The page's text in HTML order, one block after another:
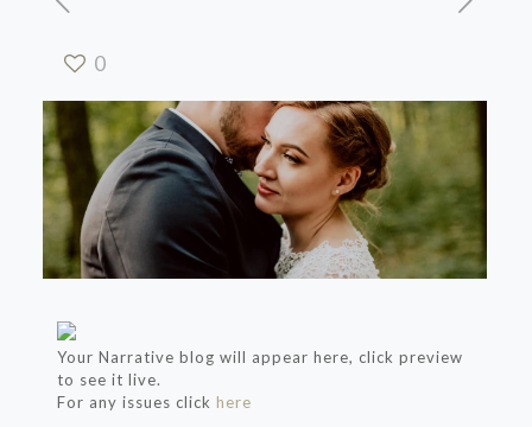
0
Your Narrative blog will appear here, click preview
to see it live.
For any issues click here